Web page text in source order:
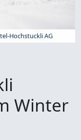
Hochstuckli AG
Winter